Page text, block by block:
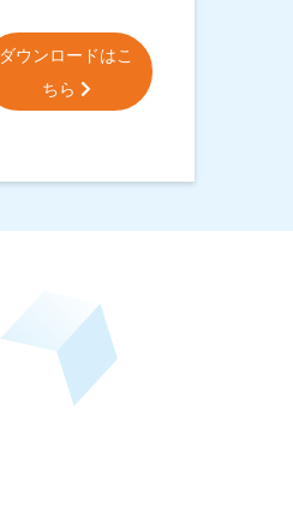
ダウンロードはこ
ちら